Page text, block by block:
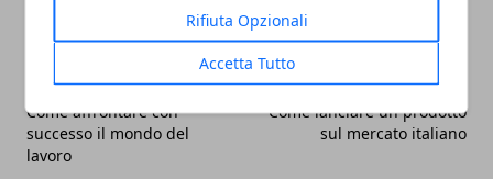
Rifiuta Opzionali
Accetta Tutto
Articolo Precedente
Come affrontare con
successo il mondo del
lavoro
Articolo Successivo
Come lanciare un prodotto
sul mercato italiano